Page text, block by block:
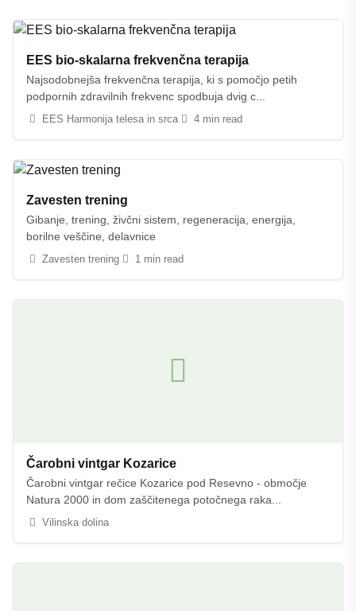
EES bio-skalarna frekvenčna terapija
Najsodobnejša frekvenčna terapija, ki s pomočjo petih
podpornih zdravilnih frekvenc spodbuja dvig c...
EES Harmonija telesa in srca 4 min read
Zavesten trening
Gibanje, trening, živčni sistem, regeneracija, energija,
borilne veščine, delavnice
Zavesten trening 1 min read
Čarobni vintgar Kozarice
Čarobni vintgar rečice Kozarice pod Resevno - območje
Natura 2000 in dom zaščitenega potočnega raka...
Vilinska dolina